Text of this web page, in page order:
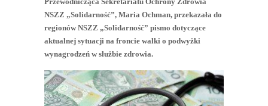
NSZZ „Solidarność”, Maria Ochman, przekazała do
regionów NSZZ „Solidarność” pismo dotyczące
aktualnej sytuacji na froncie walki o podwyżki
wynagrodzeń w służbie zdrowia.